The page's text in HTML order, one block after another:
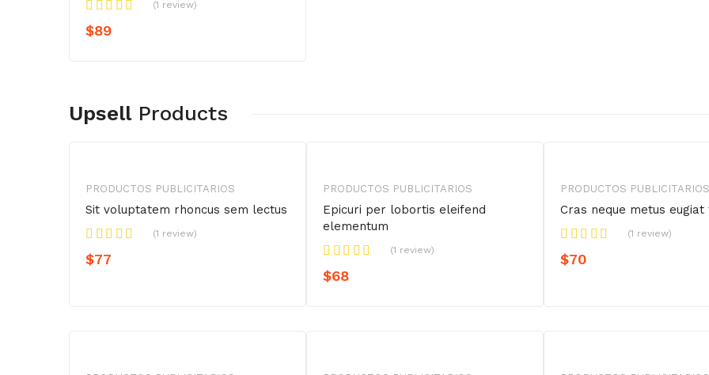
(1 review)
$89
UpsellProducts
PRODUCTOS PUBLICITARIOS
Sit voluptatem rhoncus sem lectus
(1 review)
$77
PRODUCTOS PUBLICITARIOS
Epicuri per lobortis eleifend
elementum
(1 review)
$68
PRODUCTOS PUBLICITARIOS
Cras neque metus eugiat
(1 review)
$70